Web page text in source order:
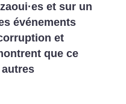
·es et sur un
événements
et
que ce
autres